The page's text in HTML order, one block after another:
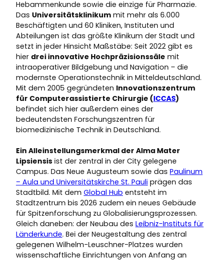
Hebammenkunde sowie die einzige für Pharmazie.
Das Universitätsklinikum mit mehr als 6.000
Beschäftigten und 60 Kliniken, Instituten und
Abteilungen ist das größte Klinikum der Stadt und
setzt in jeder Hinsicht Maßstäbe: Seit 2022 gibt es
hier drei innovative Hochpräzisionssäle mit
intraoperativer Bildgebung und Navigation – die
modernste Operationstechnik in Mitteldeutschland.
Mit dem 2005 gegründeten Innovationszentrum
für Computerassistierte Chirurgie (ICCAS)
befindet sich hier außerdem eines der
bedeutendsten Forschungszentren für
biomedizinische Technik in Deutschland.
Ein Alleinstellungsmerkmal der Alma Mater
Lipsiensis ist der zentral in der City gelegene
Campus. Das Neue Augusteum sowie das Paulinum
– Aula und Universitätskirche St. Pauli prägen das
Stadtbild. Mit dem Global Hub entsteht im
Stadtzentrum bis 2026 zudem ein neues Gebäude
für Spitzenforschung zu Globalisierungsprozessen.
Gleich daneben: der Neubau des Leibniz-Instituts für
Länderkunde. Bei der Neugestaltung des zentral
gelegenen Wilhelm-Leuschner-Platzes wurden
wissenschaftliche Einrichtungen von Anfang an